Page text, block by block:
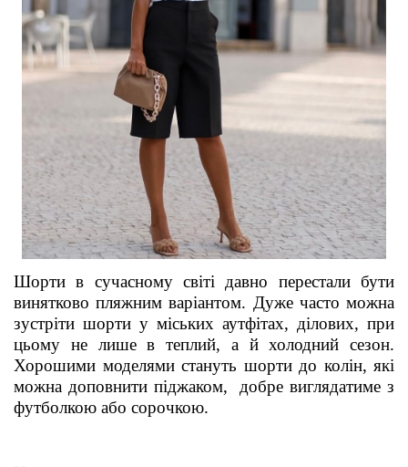
Шорти в сучасному світі давно перестали бути
винятково пляжним варіантом. Дуже часто можна
зустріти шорти у міських аутфітах, ділових, при
цьому не лишев теплий, а й холодний сезон.
Хорошими моделями стануть шорти до колін, які
можна доповнити піджаком,
добре виглядатиме з
футболкою або сорочкою.